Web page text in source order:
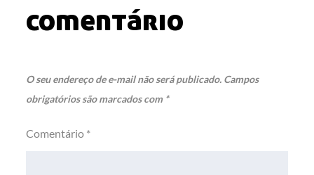
comentário
O seu endereço de e-mail não será publicado. Campos
obrigatórios são marcados com *
Comentário *